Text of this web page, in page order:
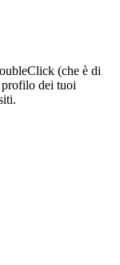
(che è di
dei tuoi